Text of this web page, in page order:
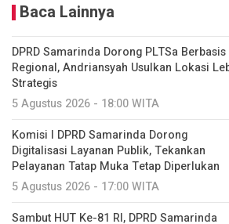
Baca Lainnya
DPRD Samarinda Dorong PLTSa Berbasis
Regional, Andriansyah Usulkan Lokasi
Strategis
5 Agustus 2026 - 18:00 WITA
Komisi I DPRD Samarinda Dorong
Digitalisasi Layanan Publik, Tekankan
Pelayanan Tatap Muka Tetap Diperlukan
5 Agustus 2026 - 17:00 WITA
Sambut HUT Ke-81 RI, DPRD Samarinda